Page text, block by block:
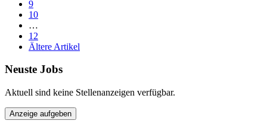
9
10
…
12
Ältere Artikel
Neuste Jobs
Aktuell sind keine Stellenanzeigen verfügbar.
Anzeige aufgeben